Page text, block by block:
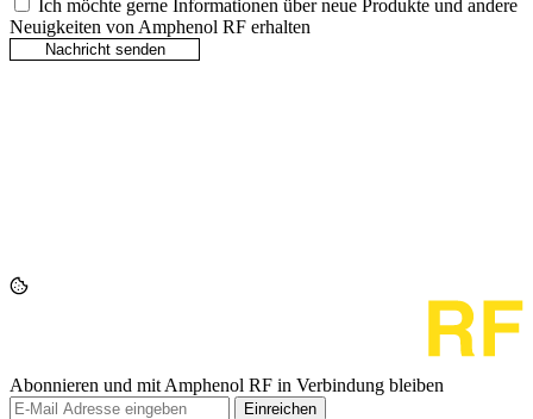
Ich möchte gerne Informationen über neue Produkte und andere
Neuigkeiten von Amphenol RF erhalten
Abonnieren und mit Amphenol RF in Verbindung bleiben
Einreichen